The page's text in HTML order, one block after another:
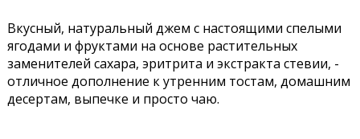
Вкусный, натуральный джем с настоящими спелыми
ягодами и фруктами на основе растительных
заменителей сахара, эритрита и экстракта стевии, -
отличное дополнение к утренним тостам, домашним
десертам, выпечке и просто чаю.